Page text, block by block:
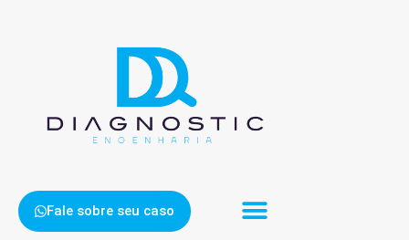
Fale sobre seu caso